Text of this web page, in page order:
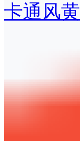
卡通风